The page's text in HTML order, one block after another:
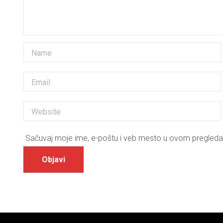
Sačuvaj moje ime, e-poštu i veb mesto u ovom